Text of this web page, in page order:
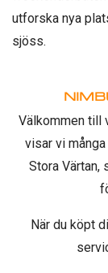
utforska nya
sjöss.
Välkommen till
visar vi
Stora Värtan,
När du köpt